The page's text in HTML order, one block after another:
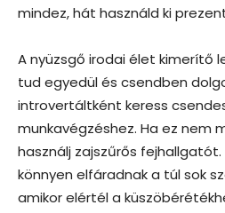
mindez, hát használd ki
A nyüzsgő irodai élet kimerítő
tud egyedül és csendben
introvertáltként keress
munkavégzéshez. Ha ez nem
használj zajszűrős
könnyen elfáradnak a túl sok
amikor elértél a